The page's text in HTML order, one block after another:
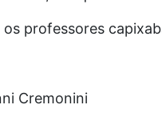
professores
Cremonini